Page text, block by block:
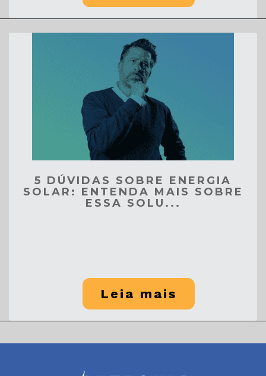
5 DÚVIDAS SOBRE ENERGIA
SOLAR: ENTENDA MAIS SOBRE
ESSA SOLU...
Leia mais